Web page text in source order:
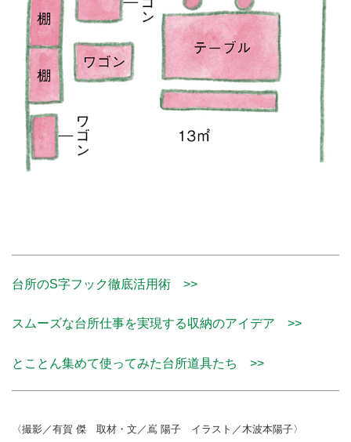
台所のS字フック徹底活用術 >>
スムーズな台所仕事を実現する収納のアイデア >>
とことん集めて使ってみた台所道具たち >>
〈撮影／有賀 傑 取材・文／嶌 陽子 イラスト／木波本陽子〉